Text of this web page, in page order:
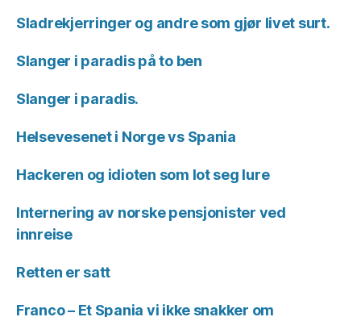
Sladrekjerringer og andre som gjør livet surt.
Slanger i paradis på to ben
Slanger i paradis.
Helsevesenet i Norge vs Spania
Hackeren og idioten som lot seg lure
Internering av norske pensjonister ved
innreise
Retten er satt
Franco – Et Spania vi ikke snakker om